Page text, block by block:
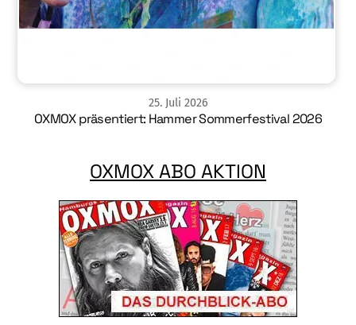
25. Juli 2026
OXMOX präsentiert: Hammer Sommerfestival 2026
OXMOX ABO AKTION